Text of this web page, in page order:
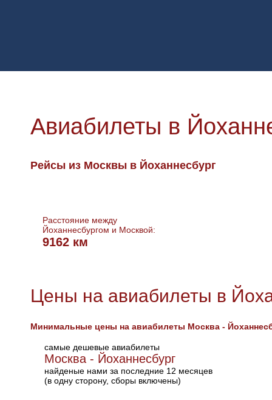
Авиабилеты в
Рейсы из Москвы в Йоханнесбург
Расстояние между
Йоханнесбургом и Москвой:
9162 км
Цены на авиабилеты в
Минимальные цены на авиабилеты Москва -
самые дешевые авиабилеты
Москва - Йоханнесбург
найденые нами за последние 12 месяцев
(в одну сторону, сборы включены)